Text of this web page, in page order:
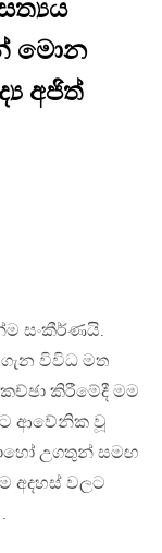
මොන
අජිත්
සංකීර්ණයි.
විවිධ මත
කිරීමේදී මම
ආවේනික වූ
උගතුන් සමඟ
අදහස් වලට